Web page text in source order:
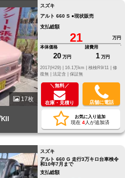
17枚
スズキ
アルト 660 S ●現状販売
支払総額
21
万円
本体価格
20 万円
諸費用
1 万円
修
復無 | 法定含 | 保証無
＼無料／
在庫・見積り 店舗に電話
お気に入り追加
現在 4人が追加済
スズキ
アルト 660 G 走行3万キロ台車検令
和10年7月まで
支払総額